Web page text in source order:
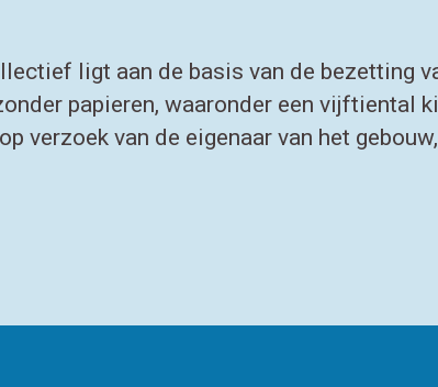
ligt aan de basis van de bezetting
papieren, waaronder een vijftiental
verzoek van de eigenaar van het